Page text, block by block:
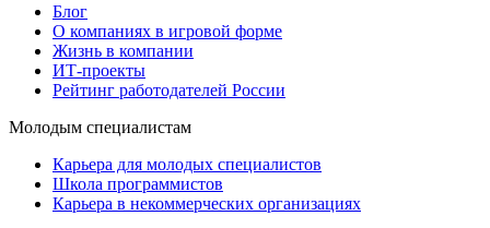
Блог
О компаниях в игровой форме
Жизнь в компании
ИТ-проекты
Рейтинг работодателей России
Молодым специалистам
Карьера для молодых специалистов
Школа программистов
Карьера в некоммерческих организациях